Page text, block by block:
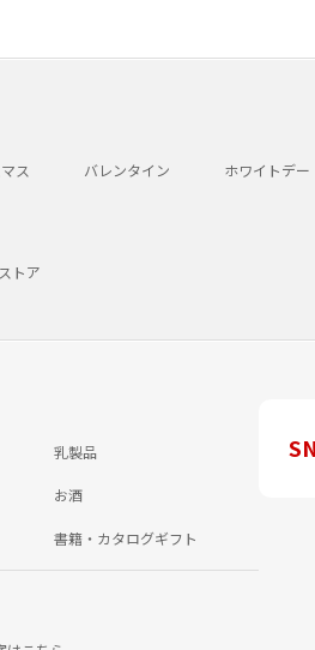
ス バレンタイン ホワイトデー
トア
乳製品
お酒
書籍・カタログギフト